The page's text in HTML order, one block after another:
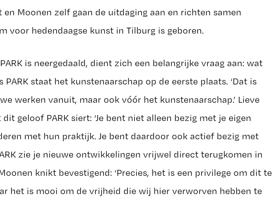
en Moonen zelf gaan de uitdaging aan en richten samen
voor hedendaagse kunst in Tilburg is geboren.
is neergedaald, dient zich een belangrijke vraag aan: wat
staat het kunstenaarschap op de eerste plaats. ‘Dat is
werken vanuit, maar ook vóór het kunstenaarschap.’ Lieve
geloof PARK siert: ‘Je bent niet alleen bezig met je eigen
met hun praktijk. Je bent daardoor ook actief bezig met
zie je nieuwe ontwikkelingen vrijwel direct terugkomen in
knikt bevestigend: ‘Precies, het is een privilege om dit te
het is mooi om de vrijheid die wij hier verworven hebben te